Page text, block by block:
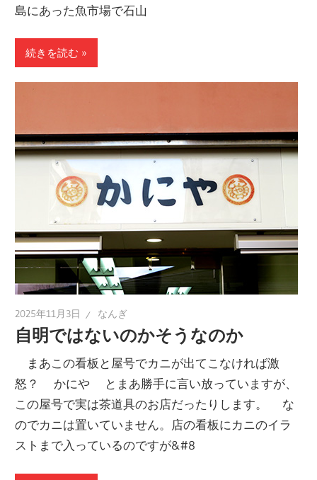
島にあった魚市場で石山
続きを読む
2025年11月3日 なんぎ
自明ではないのかそうなのか
まあこの看板と屋号でカニが出てこなければ激
怒？ かにや とまあ勝手に言い放っていますが、
この屋号で実は茶道具のお店だったりします。 な
のでカニは置いていません。店の看板にカニのイラ
ストまで入っているのですが&#8